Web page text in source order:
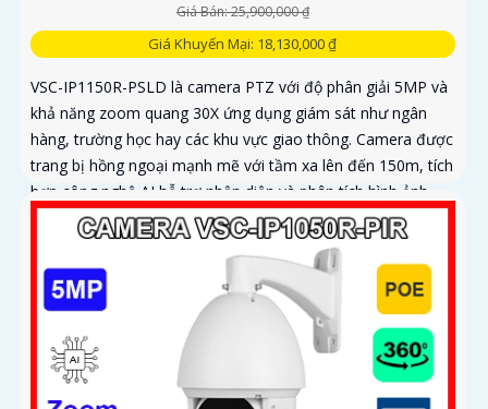
Giá Bán: 25,900,000 ₫
Giá Khuyến Mại: 18,130,000 ₫
VSC-IP1150R-PSLD là camera PTZ với độ phân giải 5MP và
khả năng zoom quang 30X ứng dụng giám sát như ngân
hàng, trường học hay các khu vực giao thông. Camera được
trang bị hồng ngoại mạnh mẽ với tầm xa lên đến 150m, tích
hợp công nghệ AI hỗ trợ nhận diện và phân tích hình ảnh
chính xác